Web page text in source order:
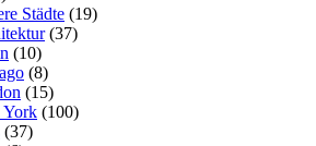
Städte (19)
(37)
(10)
(8)
(15)
(100)
(37)